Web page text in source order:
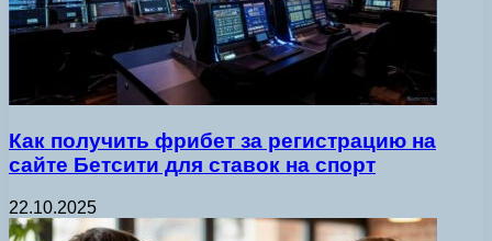
Как получить фрибет за регистрацию на
сайте Бетсити для ставок на спорт
22.10.2025